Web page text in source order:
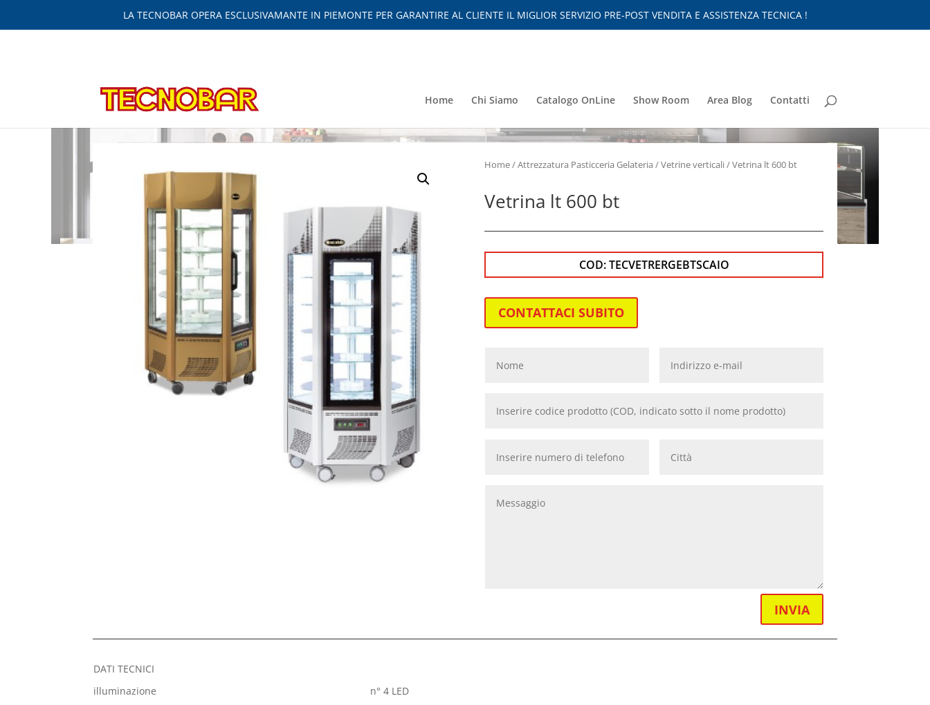
LA TECNOBAR OPERA ESCLUSIVAMANTE IN PIEMONTE PER GARANTIRE AL CLIENTE IL MIGLIOR SERVIZIO PRE-POST VENDITA E ASSISTENZA TECNICA !
Home Chi Siamo Catalogo OnLine Show Room Area Blog Contatti
Home/Attrezzatura Pasticceria Gelateria /Vetrine verticali/ Vetrina lt 600 bt
Vetrina lt 600 bt
COD:TECVETRERGEBTSCAIO
CONTATTACI SUBITO
INVIA
DATI TECNICI
illuminazione
n° 4 LED